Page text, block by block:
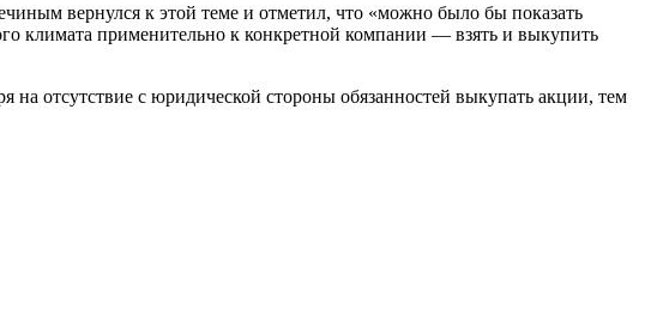
вернулся к этой теме и отметил, что «можно было бы показать
климата применительно к конкретной компании — взять и выкупить
отсутствие с юридической стороны обязанностей выкупать акции, тем